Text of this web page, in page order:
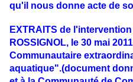
qu'il nous donne acte de
EXTRAITS de
ROSSIGNOL, le 30 mai
Communautaire
aquatique".(document